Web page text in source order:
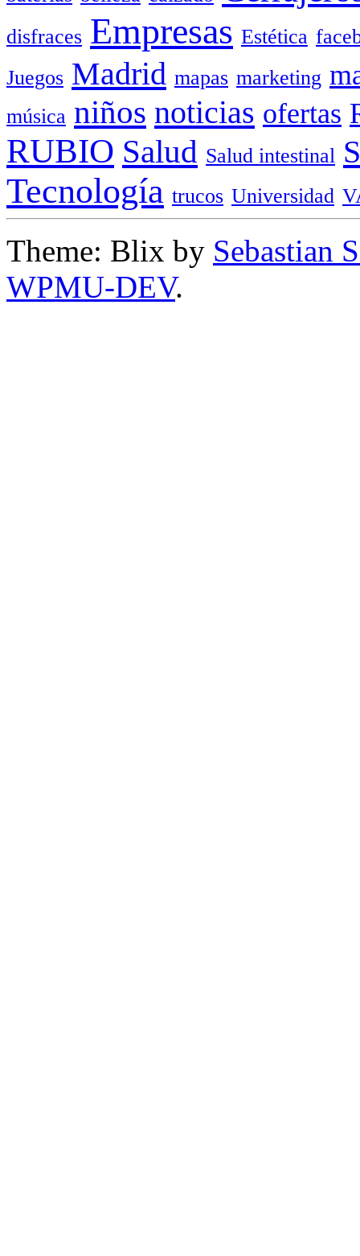
disfraces Empresas Estética
Juegos Madrid mapas marketing
música niños noticias ofertas
RUBIO Salud Salud intestinal
Tecnología trucos Universidad
Theme: Blix by Sebastian
WPMU-DEV.